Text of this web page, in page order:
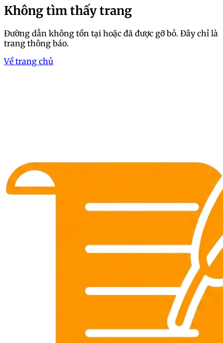
Không tìm thấy trang
Đường dẫn không tồn tại hoặc đã được gỡ bỏ. Đây chỉ là
trang thông báo.
Về trang chủ
Hoài An